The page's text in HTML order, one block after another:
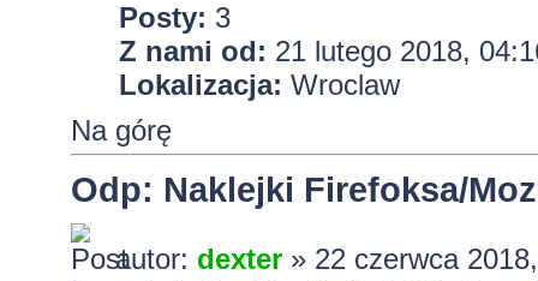
Posty: 3
Z nami od: 21 lutego 2018,
Lokalizacja: Wroclaw
Na górę
Odp: Naklejki Firefoksa/
autor: dexter» 22 czerwca